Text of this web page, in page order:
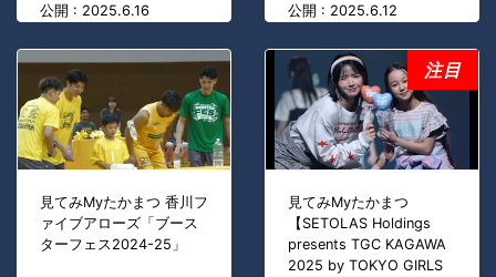
公開 : 2025.6.16
公開 : 2025.6.12
見てみMyたかまつ 香川フ
ァイブアローズ「ブース
ターフェス2024-25」
見てみMyたかまつ
【SETOLAS Holdings
presents TGC KAGAWA
2025 by TOKYO GIRLS
注目